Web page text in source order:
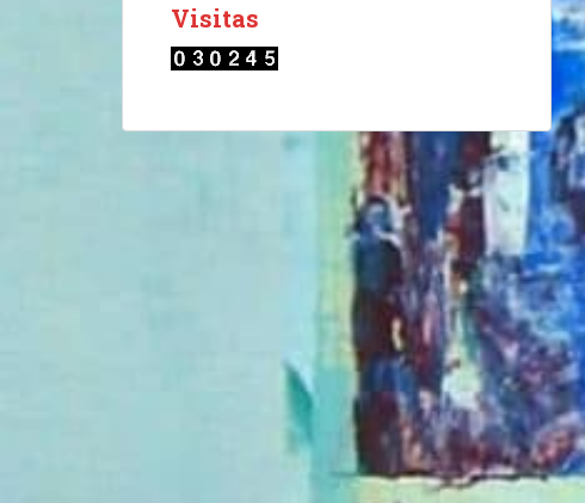
Visitas